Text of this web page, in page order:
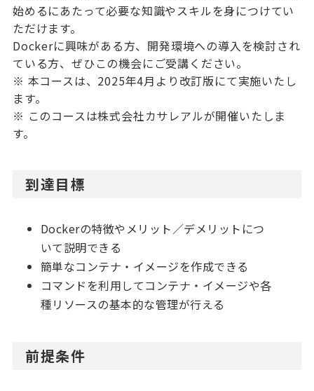
始めるにあたって必要な知識やスキルを身につけてい
ただけます。
Dockerに興味がある方、開発環境への導入を検討され
ている方、ぜひこの機会にご受講ください。
※ 本コースは、2025年4月より改訂版にて実施いたし
ます。
※ このコースは株式会社カサレアルが開催いたしま
す。
到達目標
Dockerの特徴やメリット／デメリットにつ
いて説明できる
簡単なコンテナ・イメージを作成できる
コマンドを利用してコンテナ・イメージや各
種リソースの基本的な管理が行える
前提条件